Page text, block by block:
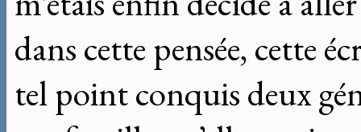
dans cette pensée, cette
tel point conquis deux